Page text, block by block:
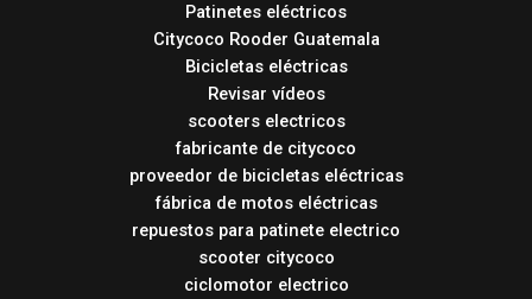
Patinetes eléctricos
Citycoco Rooder Guatemala
Bicicletas eléctricas
Revisar vídeos
scooters electricos
fabricante de citycoco
proveedor de bicicletas eléctricas
fábrica de motos eléctricas
repuestos para patinete electrico
scooter citycoco
ciclomotor electrico